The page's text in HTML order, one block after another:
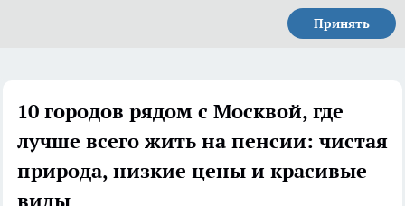
Принять
10 городов рядом с Москвой, где
лучше всего жить на пенсии: чистая
природа, низкие цены и красивые